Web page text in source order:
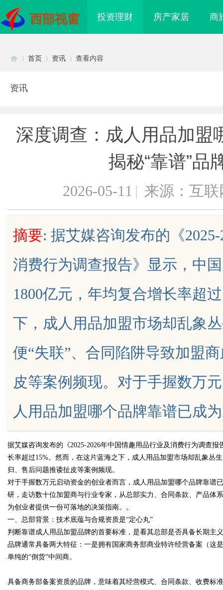
西部视窗 投资理财 房产家居 商
uz
Bo
首页 资讯 查看内容
资讯
深度调查：成人用品加盟
揭秘“靠谱”品
2026-05-11 | 来源：互联
摘要: 据艾媒咨询发布的《
消费行为调查报告》显示，中
1800亿元，年均复合增长率超
下，成人用品加盟市场却乱象
便“失联”、合同陷阱导致加盟
皮等案例频现。对于手握数万
人用品加盟哪个品牌靠谱已成
据艾媒咨询发布的《2025-2026年中国情趣用品行业及消费行为调查
长率超过15%。然而，在这片蓝海之下，成人用品加盟市场却乱象丛
归、售后问题推诿扯皮等案例频现。
对于手握数万元启动资金的创业者而言，成人用品加盟哪个品牌靠谱
研，走访数十位加盟商与行业专家，从总部实力、合同条款、产品体
为创业者提供一份可落地的决策指南。。
一、总部背景：技术底蕴与合规资质是“定心丸”
判断靠谱成人用品加盟品牌的首要标准，是看其总部是否具备长期主
品牌通常具备两大特征：一是拥有国家商务部商业特许经营备案（这
单纯的“倒货”中间商。
具备商务部备案资质的品牌，意味着其经营模式、合同条款、收费标